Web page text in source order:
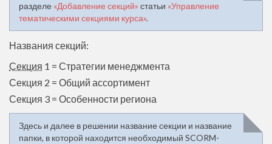
разделе «Добавление секций» статьи «Управление
тематическими секциями курса».
Названия секций:
Секция 1 = Стратегии менеджмента
Секция 2 = Общий ассортимент
Секция 3 = Особенности региона
Здесь и далее в решении название секции и название
папки, в которой находится необходимый SCORM-